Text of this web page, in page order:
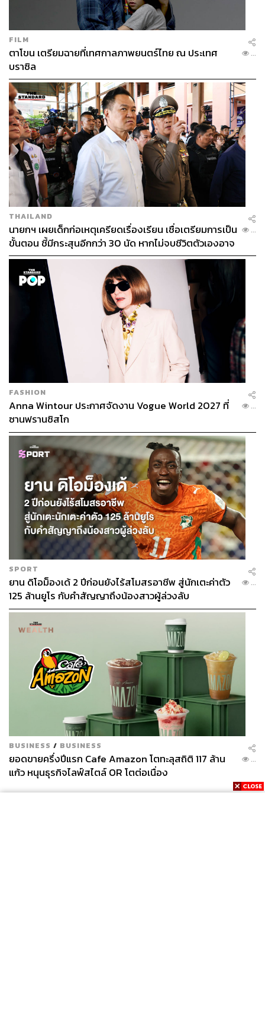
FILM
ตาโขน เตรียมฉายที่เทศกาลภาพยนตร์ไทย ณ ประเทศ
บราซิล
...
THAILAND
นายกฯ เผยเด็กก่อเหตุเครียดเรื่องเรียน เชื่อเตรียมการเป็น
ขั้นตอน ชี้มีกระสุนอีกกว่า 30 นัด หากไม่จบชีวิตตัวเองอาจ
สูญเสียเพิ่ม
...
FASHION
Anna Wintour ประกาศจัดงาน Vogue World 2027 ที่
ซานฟรานซิสโก
...
SPORT
ยาน ดิโอม็องเด้ 2 ปีก่อนยังไร้สโมสรอาชีพ สู่นักเตะค่าตัว
125 ล้านยูโร กับคำสัญญาถึงน้องสาวผู้ล่วงลับ
...
BUSINESS / BUSINESS
ยอดขายครึ่งปีแรก Cafe Amazon โตทะลุสถิติ 117 ล้าน
แก้ว หนุนธุรกิจไลฟ์สไตล์ OR โตต่อเนื่อง
...